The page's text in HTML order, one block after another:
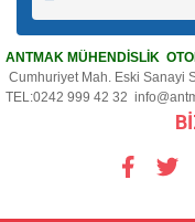
ANTMAK MÜHENDİSLİK
Cumhuriyet Mah. Eski Sanayi
TEL:0242 999 42 32